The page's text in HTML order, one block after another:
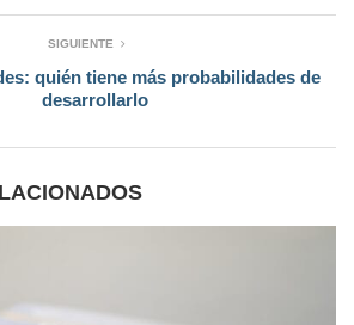
SIGUIENTE
quién tiene más probabilidades de
desarrollarlo